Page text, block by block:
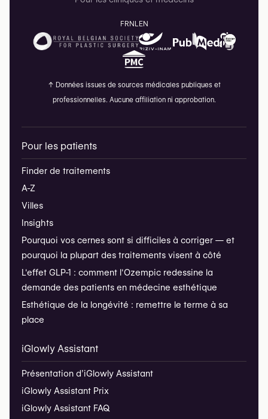
FRNL EN
↑ Données issues de sources médicales publiques et
professionnelles. Aucune affiliation ni approbation.
Pour les patients
Finder de traitements
A-Z
Villes
Insights
Pourquoi vos cernes sont si difficiles à corriger — et
pourquoi la plupart des traitements visent à côté
L'effet GLP-1 : comment l'Ozempic redessine la
demande des patients en médecine esthétique
Esthétique de la longévité : remettre le terme à sa
place
iGlowly Assistant
Présentation d’iGlowly Assistant
iGlowly Assistant Prix
iGlowly Assistant FAQ